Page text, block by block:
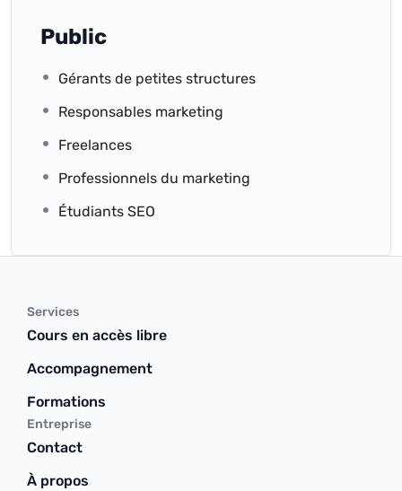
Public
Gérants de petites structures
Responsables marketing
Freelances
Professionnels du marketing
Étudiants SEO
Services
Cours en accès libre
Accompagnement
Formations
Entreprise
Contact
À propos